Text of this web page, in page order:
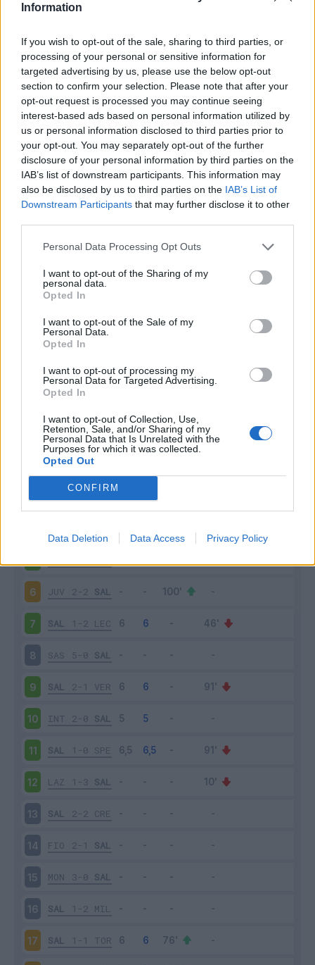
Information
If you wish to opt-out of the sale, sharing to third parties, or
processing of your personal or sensitive information for
targeted advertising by us, please use the below opt-out
section to confirm your selection. Please note that after your
opt-out request is processed you may continue seeing
interest-based ads based on personal information utilized by
us or personal information disclosed to third parties prior to
your opt-out. You may separately opt-out of the further
disclosure of your personal information by third parties on the
IAB’s list of downstream participants. This information may
also be disclosed by us to third parties on the IAB’s List of
Downstream Participants that may further disclose it to other
Personal Data Processing Opt Outs
I want to opt-out of the Sharing of my
personal data.
Opted In
I want to opt-out of the Sale of my
Personal Data.
Opted In
I want to opt-out of processing my
Personal Data for Targeted Advertising.
Opted In
I want to opt-out of Collection, Use,
Retention, Sale, and/or Sharing of my
Personal Data that Is Unrelated with the
Purposes for which it was collected.
Opted Out
CONFIRM
Data Deletion Data Access Privacy Policy
Classic Mantra
Riepilogo stagione
Titolare 23 - 60
Entrato 4 - 10%
Squalificato 0 - 0%
Inutilizzato
stagionale
SAL 0-1 ROM
UDI 0-0
3
6 JUV 2-2 SAL
7 SAL 1-2 LEC
8 SAS 5-0 SAL
9 SAL 2-1 VER
10 INT 2-0 SAL
11 SAL 1-0 SPE
12 LAZ 1-3 SAL
13 SAL 2-2 CRE
14 FIO 2-1 SAL
15 MON 3-0 SAL
16 SAL 1-2 MIL
17 SAL 1-1 TOR